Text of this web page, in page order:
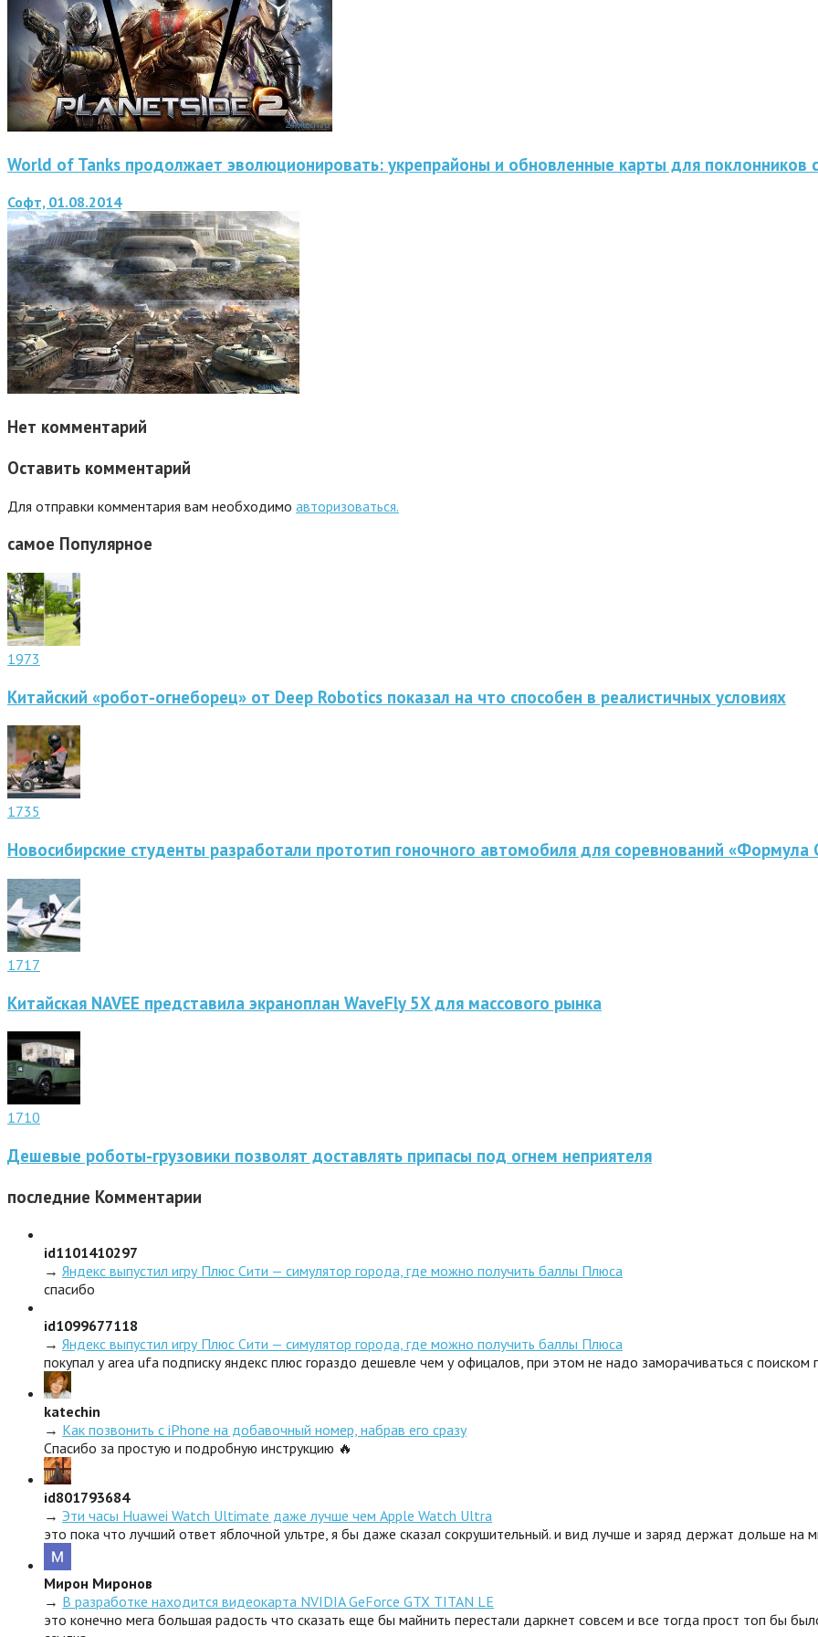
World of Tanks продолжает эволюционировать: укрепрайоны и обновленные карты для поклонников
Софт, 01.08.2014
Нет комментарий
Оставить комментарий
Для отправки комментария вам необходимо авторизоваться.
самое Популярное
1973
Китайский «робот-огнеборец» от Deep Robotics показал на что способен в реалистичных условиях
1735
Новосибирские студенты разработали прототип гоночного автомобиля для соревнований «Формула
1717
Китайская NAVEE представила экраноплан WaveFly 5X для массового рынка
1710
Дешевые роботы-грузовики позволят доставлять припасы под огнем неприятеля
последние Комментарии
id1101410297
→ Яндекс выпустил игру Плюс Сити — симулятор города, где можно получить баллы Плюса
спасибо
id1099677118
→ Яндекс выпустил игру Плюс Сити — симулятор города, где можно получить баллы Плюса
покупал у area ufa подписку яндекс плюс гораздо дешевле чем у офицалов, при этом не надо заморачиваться с поиском
katechin
→ Как позвонить с iPhone на добавочный номер, набрав его сразу
Спасибо за простую и подробную инструкцию 🔥
id801793684
→ Эти часы Huawei Watch Ultimate даже лучше чем Apple Watch Ultra
это пока что лучший ответ яблочной ультре, я бы даже сказал сокрушительный. и вид лучше и заряд держат дольше на
Мирон Миронов
→ В разработке находится видеокарта NVIDIA GeForce GTX TITAN LE
это конечно мега большая радость что сказать еще бы майнить перестали даркнет совсем и все тогда прост топ бы